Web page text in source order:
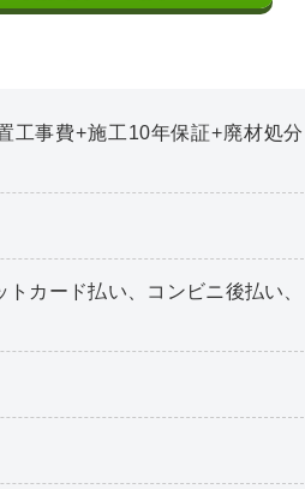
工事費+施工10年保証+廃材処分
カード払い、コンビニ後払い、